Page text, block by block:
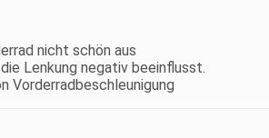
nicht schön aus
Lenkung negativ beeinflusst.
Vorderradbeschleunigung